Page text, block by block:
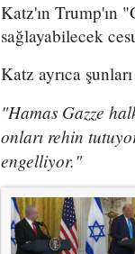
Katz'ın Trump'ın
sağlayabilecek
Katz ayrıca
"Hamas Gazze
onları rehin
engelliyor."